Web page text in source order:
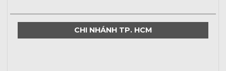
CHI NHÁNH TP. HCM